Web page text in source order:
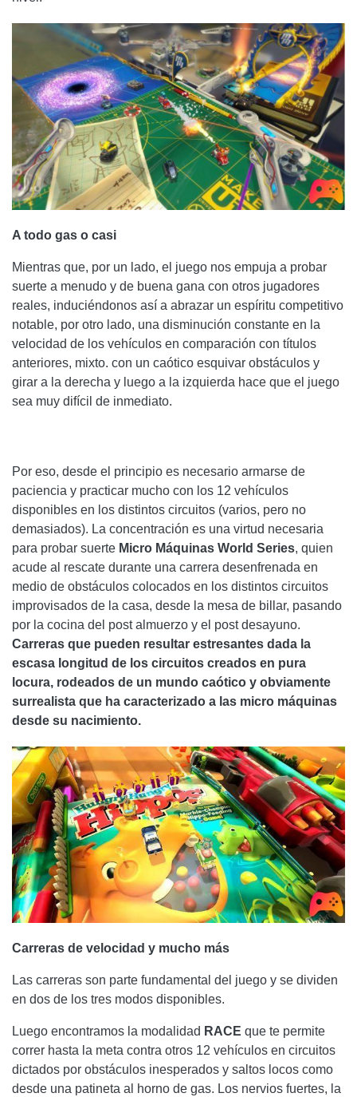
A todo gas o casi
Mientras que, por un lado, el juego nos empuja a probar
suerte a menudo y de buena gana con otros jugadores
reales, induciéndonos así a abrazar un espíritu competitivo
notable, por otro lado, una disminución constante en la
velocidad de los vehículos en comparación con títulos
anteriores, mixto. con un caótico esquivar obstáculos y
girar a la derecha y luego a la izquierda hace que el juego
sea muy difícil de inmediato.
Por eso, desde el principio es necesario armarse de
paciencia y practicar mucho con los 12 vehículos
disponibles en los distintos circuitos (varios, pero no
demasiados). La concentración es una virtud necesaria
para probar suerte Micro Máquinas World Series, quien
acude al rescate durante una carrera desenfrenada en
medio de obstáculos colocados en los distintos circuitos
improvisados ​​de la casa, desde la mesa de billar, pasando
por la cocina del post almuerzo y el post desayuno.
Carreras que pueden resultar estresantes dada la
escasa longitud de los circuitos creados en pura
locura, rodeados de un mundo caótico y obviamente
surrealista que ha caracterizado a las micro máquinas
desde su nacimiento.
Carreras de velocidad y mucho más
Las carreras son parte fundamental del juego y se dividen
en dos de los tres modos disponibles.
Luego encontramos la modalidad RACE que te permite
correr hasta la meta contra otros 12 vehículos en circuitos
dictados por obstáculos inesperados y saltos locos como
desde una patineta al horno de gas. Los nervios fuertes, la